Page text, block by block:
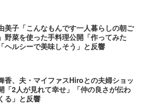
美子「こんなもんです一人暮らしの朝ご
野菜を使った手料理公開「作ってみた
ヘルシーで美味しそう」と反響
香、夫・マイファスHiroとの夫婦ショッ
「2人が見れて幸せ」「仲の良さが伝わ
る」と反響